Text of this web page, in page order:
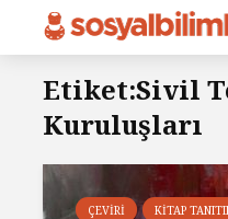
Etiket:Sivil
Kuruluşları
ÇEVIRI
KITAP